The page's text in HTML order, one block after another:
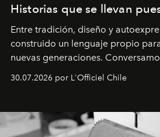
Historias que se llevan
Entre tradición, diseño y
construido un lenguaje propio
nuevas generaciones.
Latinoamérica, sobre identidad,
30.07.2026 por L'Officiel Chile